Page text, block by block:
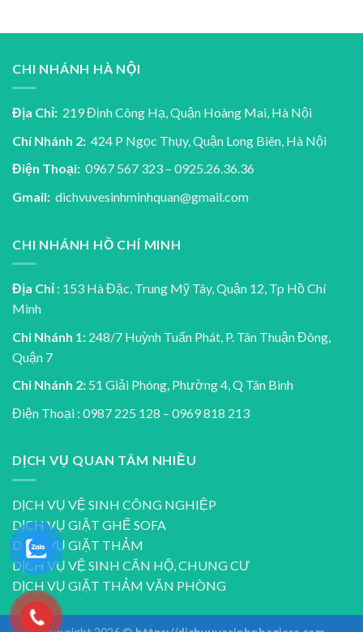
CHI NHÁNH HÀ NỘI
Địa Chỉ: 219 Định Công Hạ, Quận Hoàng Mai, Hà Nội
Chí Nhánh 2: 424 P Ngọc Thụy, Quận Long Biên, Hà Nội
Điện Thoại: 0967 567 323 – 0925.26.36.36
Gmail: dichvuvesinhminhquan@gmail.com
CHI NHÁNH HỒ CHÍ MINH
Địa Chỉ : 153 Hà Đặc, Trung Mỹ Tây, Quận 12, Tp Hồ Chí
Minh
Chi Nhánh 1: 248/7 Huỳnh Tuấn Phát, P. Tân Thuận Đông,
Quận 7
Chi Nhánh 2: 51 Giải Phóng, Phường 4, Q Tân Bình
Điện Thoại : 0987 225 128 – 0969 818 213
DỊCH VỤ QUAN TÂM NHIỀU
DỊCH VỤ VỆ SINH CÔNG NGHIỆP
DỊCH VỤ GIẶT GHẾ SOFA
DỊCH VỤ GIẶT THẢM
DỊCH VỤ VỆ SINH CĂN HỘ, CHUNG CƯ
DỊCH VỤ GIẶT THẢM VĂN PHÒNG